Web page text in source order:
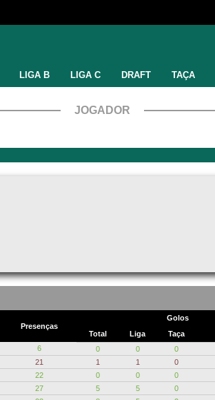
LIGA B LIGA C DRAFT TAÇA
JOGADOR
Presenças
Golos
Total
Liga Taça
6 0 0 0
21 1 1 0
22 0 0 0
27 5 5 0